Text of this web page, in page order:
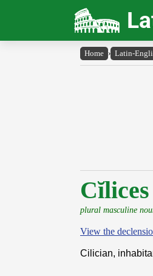
Home › Latin-
Cĭlices
plural masculine
View the
Cilician,